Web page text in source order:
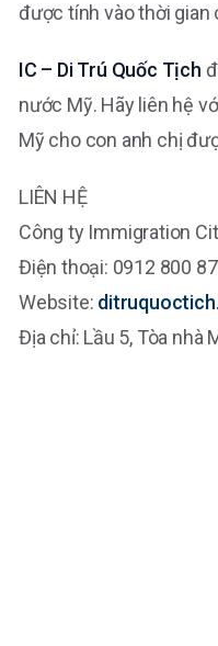
được tính vào thời gian
IC – Di Trú Quốc Tịch
nước Mỹ. Hãy liên hệ
Mỹ cho con anh chị
LIÊN HỆ
Công ty Immigration
Điện thoại: 0912 800
Website:
Địa chỉ: Lầu 5, Tòa nhà